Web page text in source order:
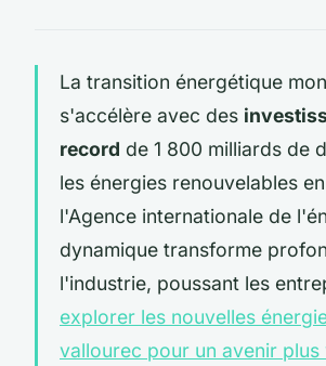
La transition énergétique
s'accélère avec des
record de 1 800 milliards de
les énergies renouvelables
l'Agence internationale de
dynamique transforme
l'industrie, poussant les
explorer les nouvelles
vallourec pour un avenir plus